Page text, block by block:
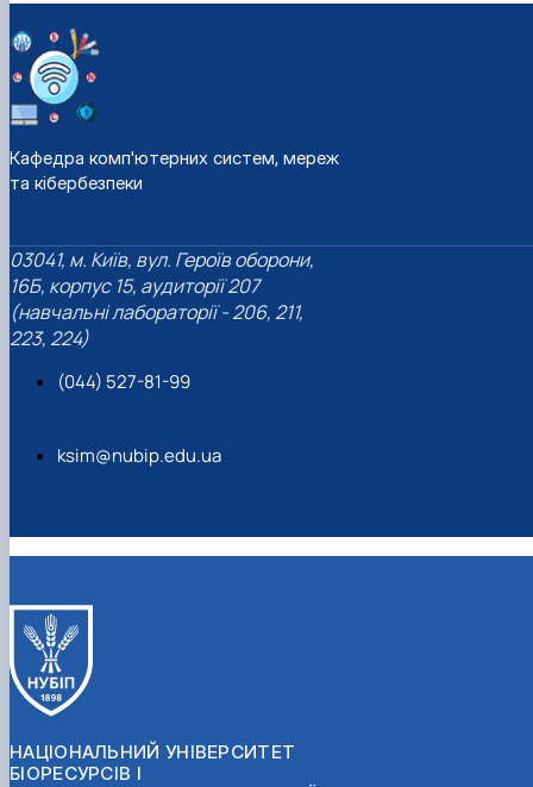
Кафедра комп'ютерних систем, мереж
та кібербезпеки
03041, м. Київ, вул. Героїв оборони,
16Б, корпус 15, аудиторії 207
(навчальні лабораторії - 206, 211,
223, 224)
(044) 527-81-99
ksim@nubip.edu.ua
НАЦІОНАЛЬНИЙ УНІВЕРСИТЕТ
БІОРЕСУРСІВ І